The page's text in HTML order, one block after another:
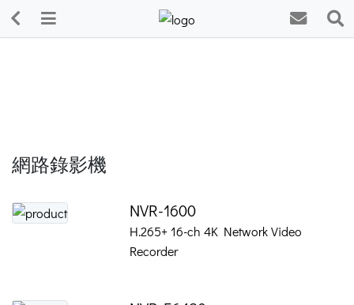
網路錄影機
NVR-1600
H.265+ 16-ch 4K Network Video
Recorder